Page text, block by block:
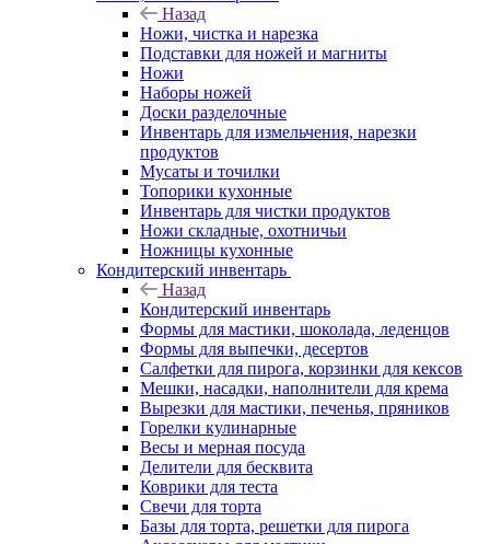
Назад
Ножи, чистка и нарезка
Подставки для ножей и магниты
Ножи
Наборы ножей
Доски разделочные
Инвентарь для измельчения, нарезки
продуктов
Мусаты и точилки
Топорики кухонные
Инвентарь для чистки продуктов
Ножи складные, охотничьи
Ножницы кухонные
Кондитерский инвентарь
Назад
Кондитерский инвентарь
Формы для мастики, шоколада, леденцов
Формы для выпечки, десертов
Салфетки для пирога, корзинки для кексов
Мешки, насадки, наполнители для крема
Вырезки для мастики, печенья, пряников
Горелки кулинарные
Весы и мерная посуда
Делители для бесквита
Коврики для теста
Свечи для торта
Базы для торта, решетки для пирога